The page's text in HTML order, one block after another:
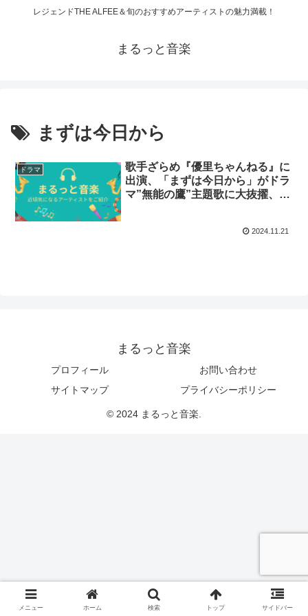
レジェンドTHE ALFEE＆旬のおすすめアーティストの魅力満載！
まるっと音楽
まずは今日から
ドラマ
歌手ざらめ『優里ちゃんねる』に
出演、「まずは今日から」がドラ
マ”無能の鷹”主題歌に大抜擢、ガ
2024.11.21
まるっと音楽
プロフィール
お問い合わせ
サイトマップ
プライバシーポリシー
© 2024 まるっと音楽.
メニュー ホーム 検索 トップ サイドバー